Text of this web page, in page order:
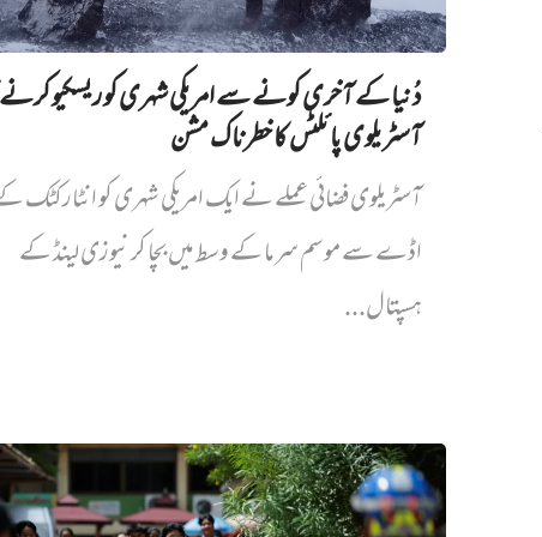
دُنیا کے آخری کونے سے امریکی شہری کو ریسکیو
آسٹریلوی پائلٹس کا خطرناک مشن
آسٹریلوی فضائی عملے نے ایک امریکی شہری کو انٹارکٹک
اڈے سے موسم سرما کے وسط میں بچا کر نیوزی لینڈ کے
ہسپتال...